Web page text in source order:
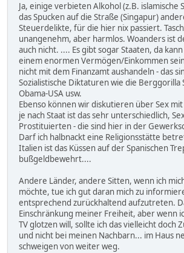
Ja, einige verbieten Alkohol (z.B. islamische
das Spucken auf die Straße (Singapur)
Steuerdelikte, für die hier nix passiert.
unangenehm, aber harmlos. Woanders ist
auch nicht. .... Es gibt sogar Staaten, da
einem enormen Vermögen/Einkommen
nicht mit dem Finanzamt aushandeln - das
Sozialistische Diktaturen wie die Berggorilla
Obama-USA usw.
Ebenso können wir diskutieren über Sex
je nach Staat ist das sehr unterschiedlich,
Prostituierten - die sind hier in der
Darf ich halbnackt eine Religionsstätte
Italien ist das Küssen auf der Spanischen
bußgeldbewehrt....
Andere Länder, andere Sitten, wenn ich
möchte, tue ich gut daran mich zu
entsprechend zurückhaltend aufzutreten.
Einschränkung meiner Freiheit, aber wenn
TV glotzen will, sollte ich das vielleicht doch
und nicht bei meinen Nachbarn... im Haus
schweigen von weiter weg.